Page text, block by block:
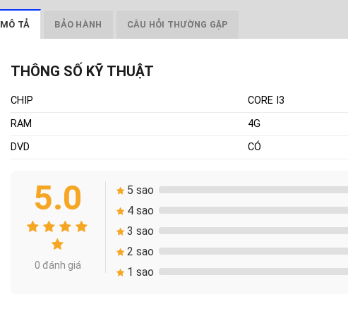
MÔ TẢ BẢO HÀNH CÂU HỎI THƯỜNG GẶP
THÔNG SỐ KỸ THUẬT
CHIP
CORE I3
RAM
4G
DVD
CÓ
5.0
0 đánh giá
5 sao
4 sao
3 sao
2 sao
1 sao